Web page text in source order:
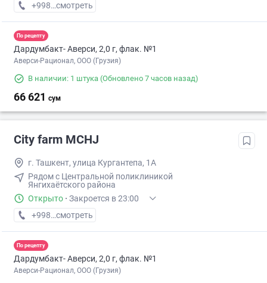
+998 (95) XXX-XX-XX
смотреть
По рецепту
Дардумбакт- Аверси, 2,0 г, флак. №1
Аверси-Рационал, ООО (Грузия)
В наличии: 1 штука (Обновлено 7 часов назад)
66 621 сум
City farm MCHJ
г. Ташкент, улица Кургантепа, 1A
Рядом с Центральной поликлиникой
Янгихаётского района
Открыто · Закроется в 23:00
+998 (99) XXX-XX-XX
смотреть
По рецепту
Дардумбакт- Аверси, 2,0 г, флак. №1
Аверси-Рационал, ООО (Грузия)